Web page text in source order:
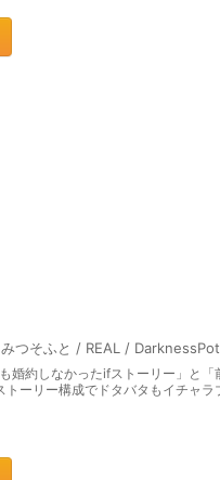
婚約しなかったifストーリー」と「
ーリー構成でドタバタもイチャラ